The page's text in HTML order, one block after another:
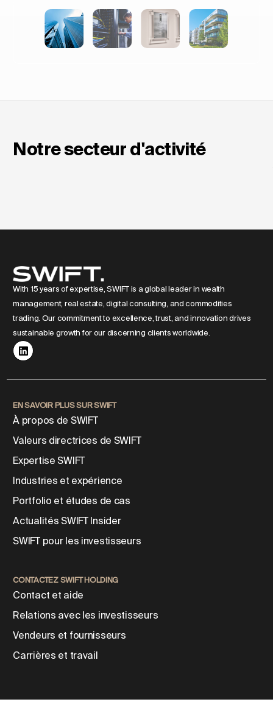
en Europe
Notre secteur d'activité
With 15 years of expertise, SWIFT is a global leader in wealth
management, real estate, digital consulting, and commodities
trading. Our commitment to excellence, trust, and innovation drives
sustainable growth for our discerning clients worldwide.
EN SAVOIR PLUS SUR SWIFT
À propos de SWIFT
Valeurs directrices de SWIFT
Expertise SWIFT
Industries et expérience
Portfolio et études de cas
Actualités SWIFT Insider
SWIFT pour les investisseurs
CONTACTEZ SWIFT HOLDING
Contact et aide
Relations avec les investisseurs
Vendeurs et fournisseurs
Carrières et travail